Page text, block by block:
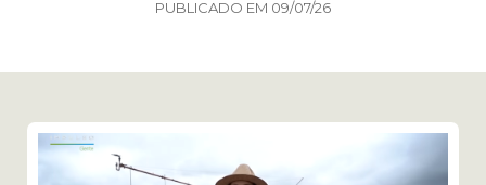
PUBLICADO EM 09/07/26